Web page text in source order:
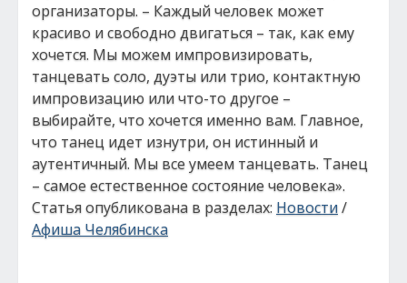
организаторы. – Каждый человек может
красиво и свободно двигаться – так, как ему
хочется. Мы можем импровизировать,
танцевать соло, дуэты или трио, контактную
импровизацию или что-то другое –
выбирайте, что хочется именно вам. Главное,
что танец идет изнутри, он истинный и
аутентичный. Мы все умеем танцевать. Танец
– самое естественное состояние человека».
Статья опубликована в разделах: Новости/
Афиша Челябинска